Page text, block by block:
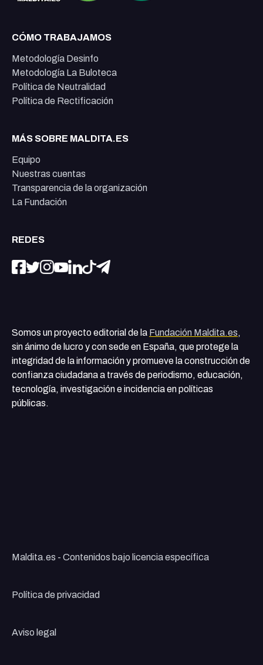
CÓMO TRABAJAMOS
Metodología Desinfo
Metodología La Buloteca
Política de Neutralidad
Política de Rectificación
MÁS SOBRE MALDITA.ES
Equipo
Nuestras cuentas
Transparencia de la organización
La Fundación
REDES
Somos un proyecto editorial de la Fundación Maldita.es,
sin ánimo de lucro y con sede en España, que protege la
integridad de la información y promueve la construcción de
confianza ciudadana a través de periodismo, educación,
tecnología, investigación e incidencia en políticas
públicas.
Maldita.es - Contenidos bajo licencia específica
Política de privacidad
Aviso legal